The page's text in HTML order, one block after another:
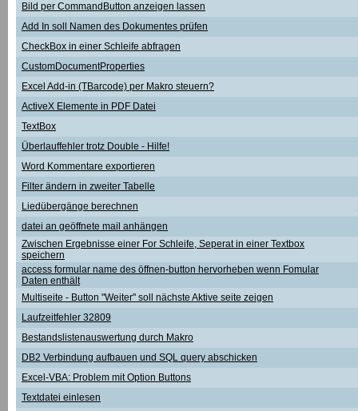
Bild per CommandButton anzeigen lassen
Add In soll Namen des Dokumentes prüfen
CheckBox in einer Schleife abfragen
CustomDocumentProperties
Excel Add-in (TBarcode) per Makro steuern?
ActiveX Elemente in PDF Datei
TextBox
Überlauffehler trotz Double - Hilfe!
Word Kommentare exportieren
Filter ändern in zweiter Tabelle
Liedübergänge berechnen
datei an geöffnete mail anhängen
Zwischen Ergebnisse einer For Schleife, Seperat in einer Textbox
speichern
access formular name des öffnen-button hervorheben wenn Fomular
Daten enthält
Multiseite - Button "Weiter" soll nächste Aktive seite zeigen
Laufzeitfehler 32809
Bestandslistenauswertung durch Makro
DB2 Verbindung aufbauen und SQL query abschicken
Excel-VBA: Problem mit Option Buttons
Textdatei einlesen